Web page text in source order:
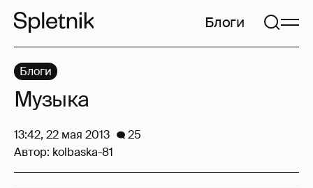
Блоги
Блоги
Музыка
13:42, 22 мая 2013
25
Автор: kolbaska-81